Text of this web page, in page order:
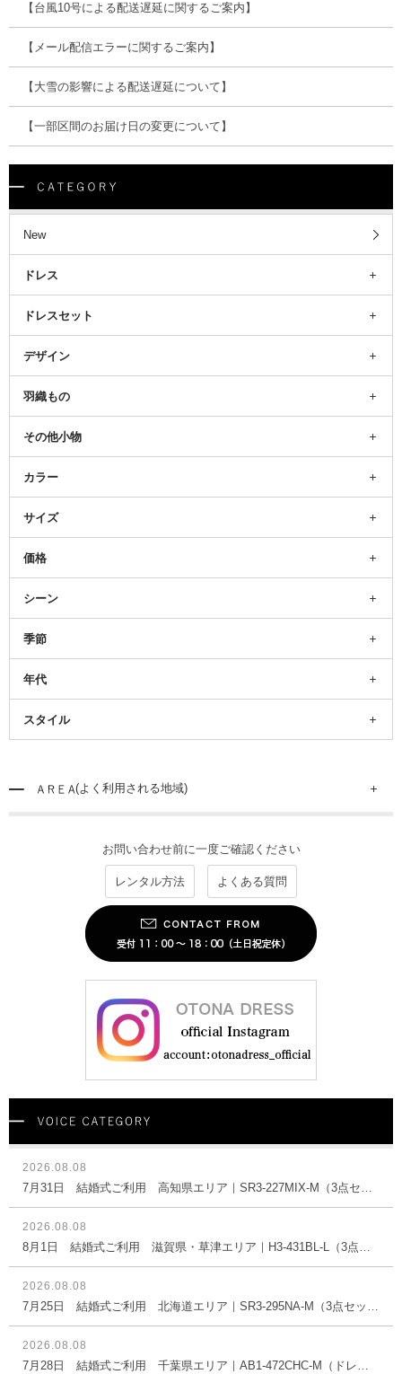
【台風10号による配送遅延に関するご案内】
【メール配信エラーに関するご案内】
【大雪の影響による配送遅延について】
【一部区間のお届け日の変更について】
New
ドレス
ドレスセット
デザイン
羽織もの
その他小物
カラー
サイズ
価格
シーン
季節
年代
スタイル
(よく利用される地域)
お問い合わせ前に一度ご確認ください
レンタル方法 よくある質問
2026.08.08
2026.08.08
2026.08.08
2026.08.08